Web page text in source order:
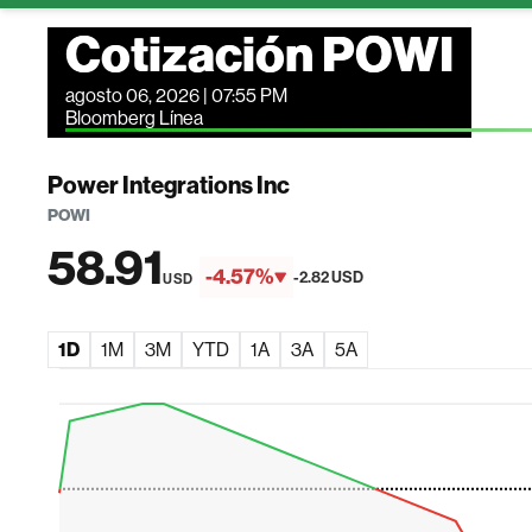
Cotización POWI
agosto 06, 2026 | 07:55 PM
Bloomberg Línea
Power Integrations Inc
POWI
58.91USD -4.57% -2.82 USD
1D 1M 3M YTD 1A 3A 5A